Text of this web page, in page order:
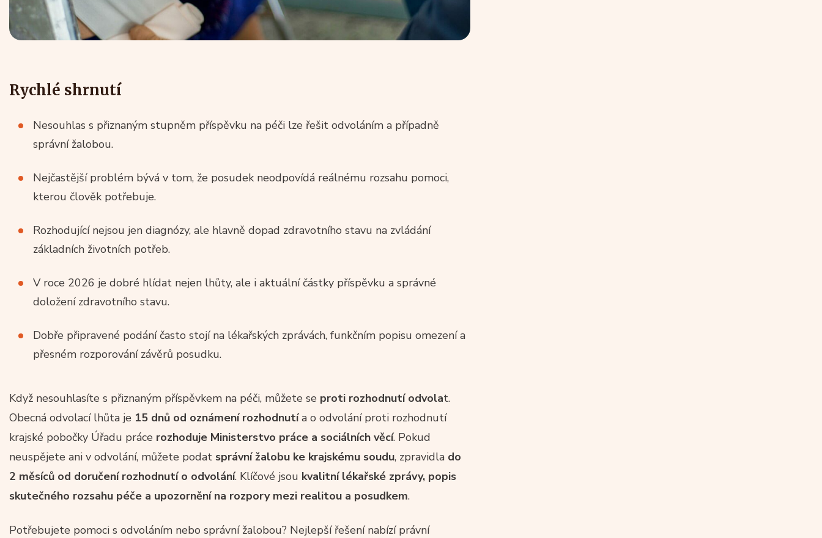
Rychlé shrnutí
Nesouhlas s přiznaným stupněm příspěvku na péči lze řešit odvoláním a případně
správní žalobou.
Nejčastější problém bývá v tom, že posudek neodpovídá reálnému rozsahu pomoci,
kterou člověk potřebuje.
Rozhodující nejsou jen diagnózy, ale hlavně dopad zdravotního stavu na zvládání
základních životních potřeb.
V roce 2026 je dobré hlídat nejen lhůty, ale i aktuální částky příspěvku a správné
doložení zdravotního stavu.
Dobře připravené podání často stojí na lékařských zprávách, funkčním popisu omezení a
přesném rozporování závěrů posudku.
Když nesouhlasíte s přiznaným příspěvkem na péči, můžete se proti rozhodnutí odvolat.
Obecná odvolací lhůta je 15 dnů od oznámení rozhodnutía o odvolání proti rozhodnutí
krajské pobočky Úřadu práce rozhoduje Ministerstvo práce a sociálních věcí. Pokud
neuspějete ani v odvolání, můžete podat správní žalobu ke krajskému soudu, zpravidla do
2 měsíců od doručení rozhodnutí o odvolání. Klíčové jsou kvalitní lékařské zprávy, popis
skutečného rozsahu péče a upozornění na rozpory mezi realitou a posudkem.
Potřebujete pomoci s odvoláním nebo správní žalobou? Nejlepší řešení nabízí právní